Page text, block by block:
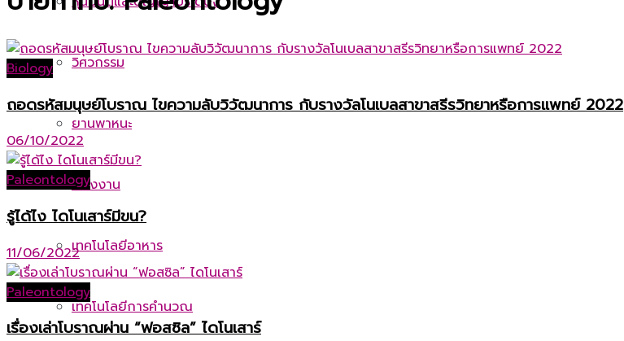
วิศวกรรม
ยานพาหนะ
พลังงาน
เทคโนโลยีอาหาร
เทคโนโลยีการคำนวณ
Biology
ถอดรหัสมนุษย์โบราณ ไขความลับวิวัฒนาการ กับรางวัลโนเบลสาขาสรีรวิทยาหรือการแพทย์ 2022
06/10/2022
Paleontology
รู้ได้ไง ไดโนเสาร์มีขน?
11/06/2022
Paleontology
เรื่องเล่าโบราณผ่าน “ฟอสซิล” ไดโนเสาร์